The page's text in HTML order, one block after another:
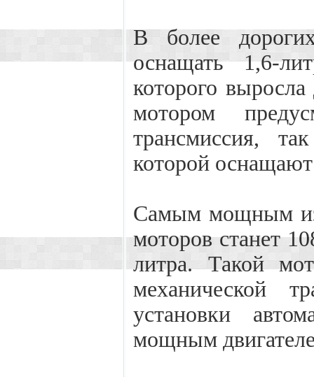
В более
оснащать 1,6-
которого
мотором
трансмиссия,
которой
Самым мощным
моторов станет
литра. Такой
механической
установки
мощным